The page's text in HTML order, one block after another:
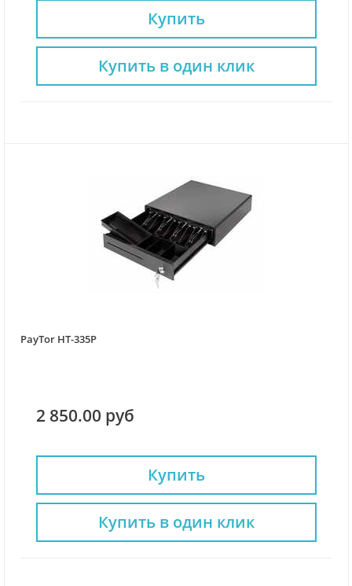
Купить
Купить в один клик
PayTor HT-335P
2 850.00 руб
Купить
Купить в один клик